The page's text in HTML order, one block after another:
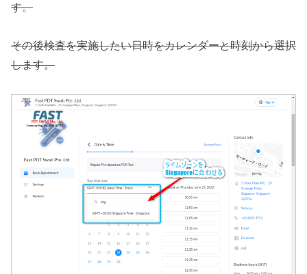
す。
その後検査を実施したい日時をカレンダーと時刻から選択
します。